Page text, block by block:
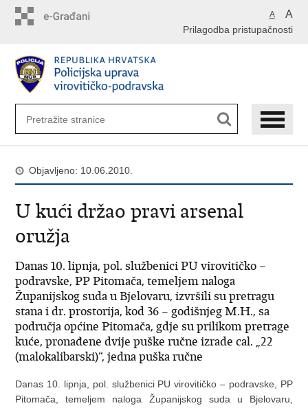
A A
Prilagodba pristupačnosti
Objavljeno: 10.06.2010.
U kući držao pravi arsenal
oružja
Danas 10. lipnja, pol. službenici PU virovitičko –
podravske, PP Pitomača, temeljem naloga
Županijskog suda u Bjelovaru, izvršili su pretragu
stana i dr. prostorija, kod 36 – godišnjeg M.H., sa
područja općine Pitomača, gdje su prilikom pretrage
kuće, pronađene dvije puške ručne izrade cal. „22
(malokalibarski)“, jedna puška ručne
Danas 10. lipnja, pol. službenici PU virovitičko – podravske, PP
Pitomača, temeljem naloga Županijskog suda u Bjelovaru,